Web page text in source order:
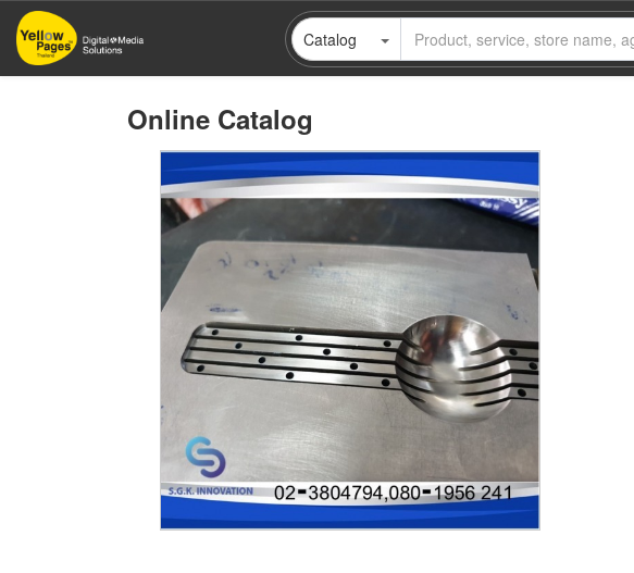
Skip
main
Catalog
Online Catalog